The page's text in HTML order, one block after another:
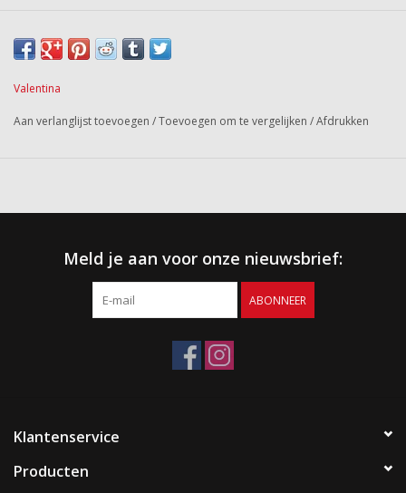
Valentina
Aan verlanglijst toevoegen /Toevoegen om te vergelijken /Afdrukken
Meld je aan voor onze nieuwsbrief:
ABONNEER
Klantenservice
Producten